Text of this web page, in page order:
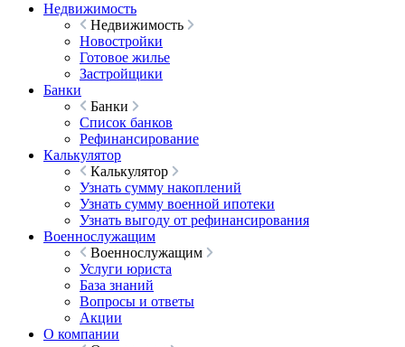
Недвижимость
Недвижимость
Новостройки
Готовое жилье
Застройщики
Банки
Банки
Список банков
Рефинансирование
Калькулятор
Калькулятор
Узнать сумму накоплений
Узнать сумму военной ипотеки
Узнать выгоду от рефинансирования
Военнослужащим
Военнослужащим
Услуги юриста
База знаний
Вопросы и ответы
Акции
О компании